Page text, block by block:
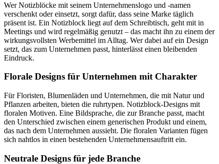
Wer Notizblöcke mit seinem Unternehmenslogo und -namen
verschenkt oder einsetzt, sorgt dafür, dass seine Marke täglich
präsent ist. Ein Notizblock liegt auf dem Schreibtisch, geht mit in
Meetings und wird regelmäßig genutzt – das macht ihn zu einem der
wirkungsvollsten Werbemittel im Alltag. Wer dabei auf ein Design
setzt, das zum Unternehmen passt, hinterlässt einen bleibenden
Eindruck.
Florale Designs für Unternehmen mit Charakter
Für Floristen, Blumenläden und Unternehmen, die mit Natur und
Pflanzen arbeiten, bieten die ruhrtypen. Notizblock-Designs mit
floralen Motiven. Eine Bildsprache, die zur Branche passt, macht
den Unterschied zwischen einem generischen Produkt und einem,
das nach dem Unternehmen aussieht. Die floralen Varianten fügen
sich nahtlos in einen bestehenden Unternehmensauftritt ein.
Neutrale Designs für jede Branche